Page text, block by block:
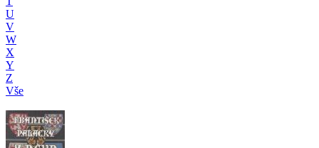
U
V
W
X
Y
Z
Vše